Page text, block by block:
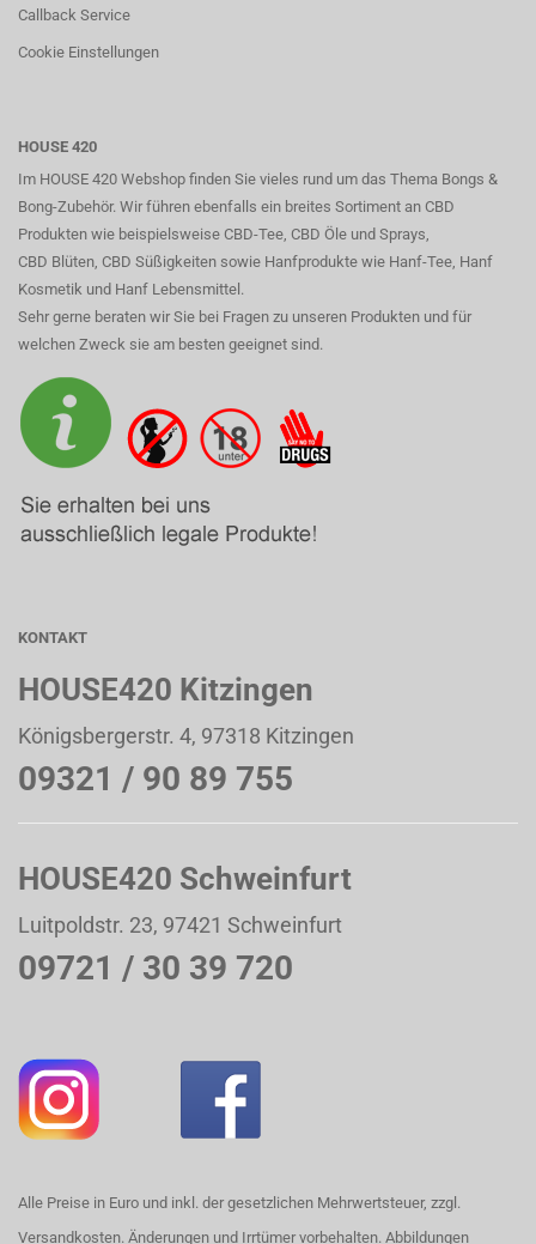
Callback Service
Cookie Einstellungen
HOUSE 420
Im HOUSE 420 Webshop finden Sie vieles rund um das Thema Bongs &
Bong-Zubehör. Wir führen ebenfalls ein breites Sortiment an CBD
Produkten wie beispielsweise CBD-Tee, CBD Öle und Sprays,
CBD Blüten, CBD Süßigkeiten sowie Hanfprodukte wie Hanf-Tee, Hanf
Kosmetik und Hanf Lebensmittel.
Sehr gerne beraten wir Sie bei Fragen zu unseren Produkten und für
welchen Zweck sie am besten geeignet sind.
KONTAKT
HOUSE420 Kitzingen
Königsbergerstr. 4, 97318 Kitzingen
09321 / 90 89 755
HOUSE420 Schweinfurt
Luitpoldstr. 23, 97421 Schweinfurt
09721 / 30 39 720
Alle Preise in Euro und inkl. der gesetzlichen Mehrwertsteuer, zzgl.
Versandkosten. Änderungen und Irrtümer vorbehalten. Abbildungen